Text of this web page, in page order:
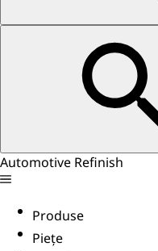
Automotive Refinish
Produse
Piețe